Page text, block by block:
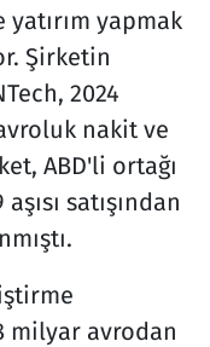
yapmak
Şirketin
2024
nakit ve
ABD'li ortağı
satışından
milyar avrodan